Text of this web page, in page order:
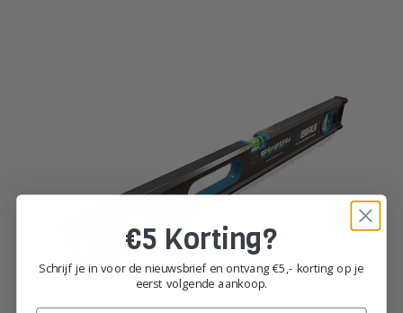
€5 Korting?
Schrijf je in voor de nieuwsbrief en ontvang €5,- korting op je
eerst volgende aankoop.